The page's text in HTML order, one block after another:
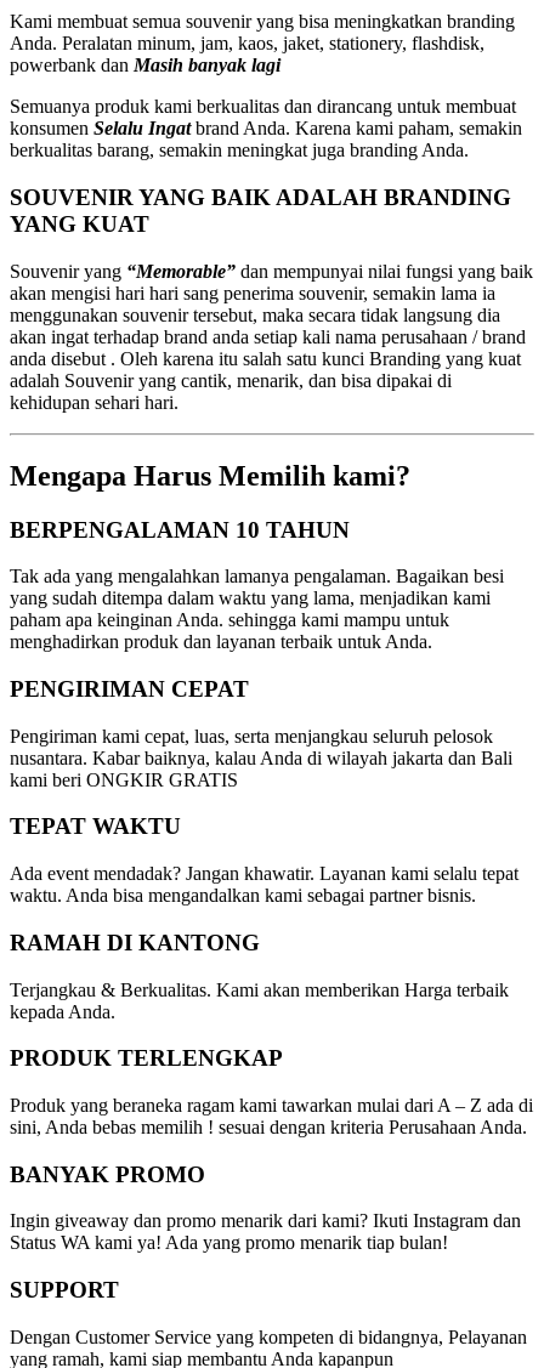
Kami membuat semua souvenir yang bisa meningkatkan branding
Anda. Peralatan minum, jam, kaos, jaket, stationery, flashdisk,
powerbank dan Masih banyak lagi
Semuanya produk kami berkualitas dan dirancang untuk membuat
konsumen Selalu Ingatbrand Anda. Karena kami paham, semakin
berkualitas barang, semakin meningkat juga branding Anda.
SOUVENIR YANG BAIK ADALAH BRANDING
YANG KUAT
Souvenir yang “Memorable” dan mempunyai nilai fungsi yang baik
akan mengisi hari hari sang penerima souvenir, semakin lama ia
menggunakan souvenir tersebut, maka secara tidak langsung dia
akan ingat terhadap brand anda setiap kali nama perusahaan / brand
anda disebut . Oleh karena itu salah satu kunci Branding yang kuat
adalah Souvenir yang cantik, menarik, dan bisa dipakai di
kehidupan sehari hari.
Mengapa Harus Memilih kami?
BERPENGALAMAN 10 TAHUN
Tak ada yang mengalahkan lamanya pengalaman. Bagaikan besi
yang sudah ditempa dalam waktu yang lama, menjadikan kami
paham apa keinginan Anda. sehingga kami mampu untuk
menghadirkan produk dan layanan terbaik untuk Anda.
PENGIRIMAN CEPAT
Pengiriman kami cepat, luas, serta menjangkau seluruh pelosok
nusantara. Kabar baiknya, kalau Anda di wilayah jakarta dan Bali
kami beri ONGKIR GRATIS
TEPAT WAKTU
Ada event mendadak? Jangan khawatir. Layanan kami selalu tepat
waktu. Anda bisa mengandalkan kami sebagai partner bisnis.
RAMAH DI KANTONG
Terjangkau & Berkualitas. Kami akan memberikan Harga terbaik
kepada Anda.
PRODUK TERLENGKAP
Produk yang beraneka ragam kami tawarkan mulai dari A – Z ada di
sini, Anda bebas memilih ! sesuai dengan kriteria Perusahaan Anda.
BANYAK PROMO
Ingin giveaway dan promo menarik dari kami? Ikuti Instagram dan
Status WA kami ya! Ada yang promo menarik tiap bulan!
SUPPORT
Dengan Customer Service yang kompeten di bidangnya, Pelayanan
yang ramah, kami siap membantu Anda kapanpun